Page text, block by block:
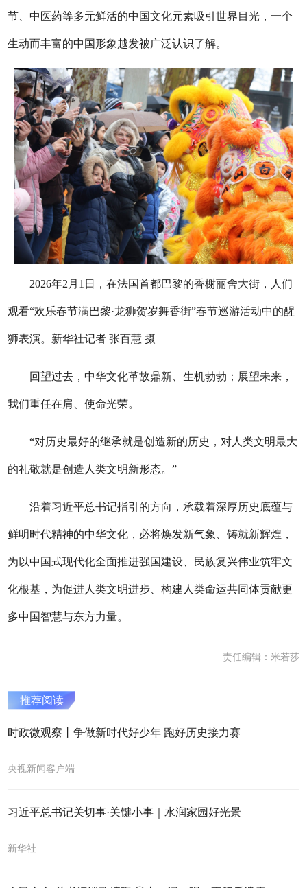
节、中医药等多元鲜活的中国文化元素吸引世界目光，一个
生动而丰富的中国形象越发被广泛认识了解。
2026年2月1日，在法国首都巴黎的香榭丽舍大街，人们
观看“欢乐春节满巴黎·龙狮贺岁舞香街”春节巡游活动中的醒
狮表演。新华社记者 张百慧 摄
回望过去，中华文化革故鼎新、生机勃勃；展望未来，
我们重任在肩、使命光荣。
“对历史最好的继承就是创造新的历史，对人类文明最大
的礼敬就是创造人类文明新形态。”
沿着习近平总书记指引的方向，承载着深厚历史底蕴与
鲜明时代精神的中华文化，必将焕发新气象、铸就新辉煌，
为以中国式现代化全面推进强国建设、民族复兴伟业筑牢文
化根基，为促进人类文明进步、构建人类命运共同体贡献更
多中国智慧与东方力量。
责任编辑：米若莎
推荐阅读
时政微观察丨争做新时代好少年 跑好历史接力赛
央视新闻客户端
习近平总书记关切事·关键小事｜水润家园好光景
新华社